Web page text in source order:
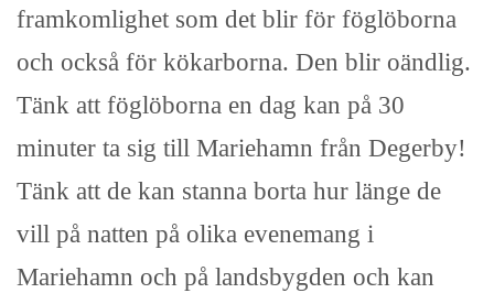
framkomlighet som det blir för föglöborna
och också för kökarborna. Den blir oändlig.
Tänk att föglöborna en dag kan på 30
minuter ta sig till Mariehamn från Degerby!
Tänk att de kan stanna borta hur länge de
vill på natten på olika evenemang i
Mariehamn och på landsbygden och kan